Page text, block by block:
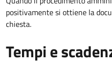
positivamente si ottiene la
chiesta.
Tempi e